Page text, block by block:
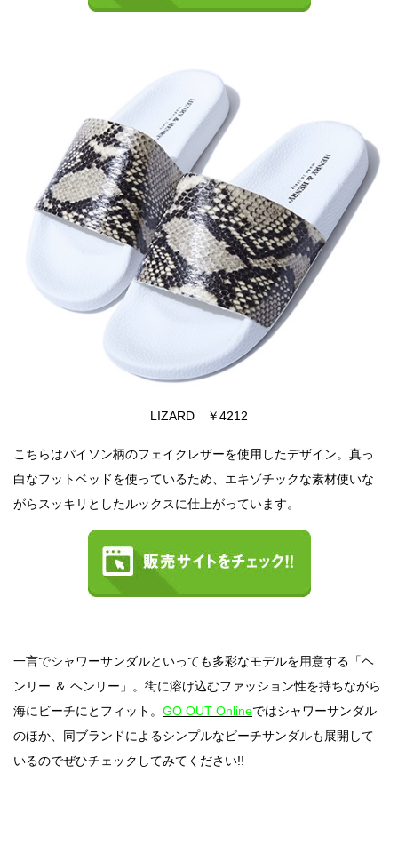
LIZARD ￥4212
こちらはパイソン柄のフェイクレザーを使用したデザイン。真っ
白なフットベッドを使っているため、エキゾチックな素材使いな
がらスッキリとしたルックスに仕上がっています。
一言でシャワーサンダルといっても多彩なモデルを用意する「ヘ
ンリー ＆ ヘンリー」。街に溶け込むファッション性を持ちながら
海にビーチにとフィット。 GO OUT Onlineではシャワーサンダル
のほか、同ブランドによるシンプルなビーチサンダルも展開して
いるのでぜひチェックしてみてください!!